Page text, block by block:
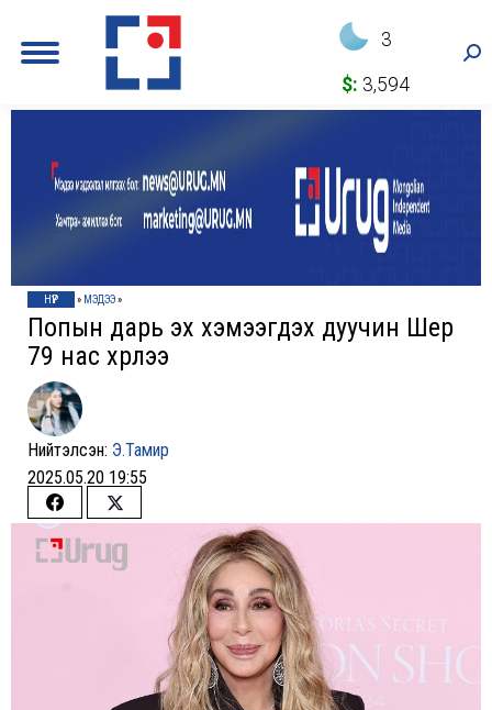
3
$: 3,594
НҮҮР » МЭДЭЭ»
Попын дарь эх хэмээгдэх дуучин Шер
79 нас хүрлээ
Нийтэлсэн: Э.Тамир
2025.05.20 19:55
Share
on
Share
on